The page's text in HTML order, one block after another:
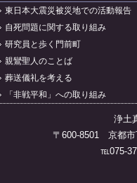
東日本大震災被災地での活動報告
自死問題に関する取り組み
研究員と歩く門前町
親鸞聖人のことば
葬送儀礼を考える
「非戦平和」への取り組み
浄土
〒600-8501 京都市
℡075-